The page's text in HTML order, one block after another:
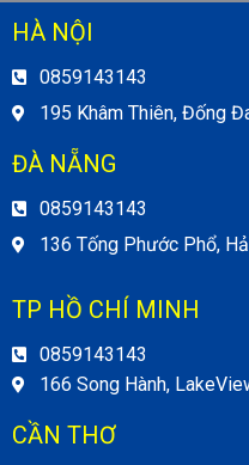
HÀ NỘI
0859143143
195 Khâm Thiên, Đống
ĐÀ NẴNG
0859143143
136 Tống Phước Phổ,
TP HỒ CHÍ MINH
0859143143
166 Song Hành,
CẦN THƠ